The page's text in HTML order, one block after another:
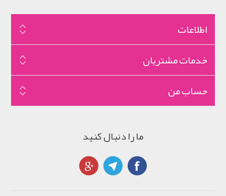
اطلاعات
خدمات مشتریان
حساب من
ما را دنبال کنید